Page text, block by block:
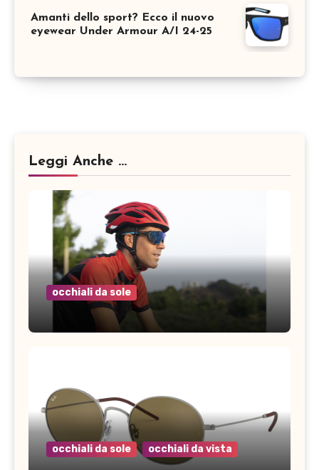
Amanti dello sport? Ecco il nuovo
eyewear Under Armour A/I 24-25
Leggi Anche ...
occhiali da sole
occhiali da sole occhiali da vista